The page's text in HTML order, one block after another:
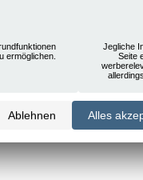
ermöglichen.
Jegliche
Seite
Ablehnen Alles